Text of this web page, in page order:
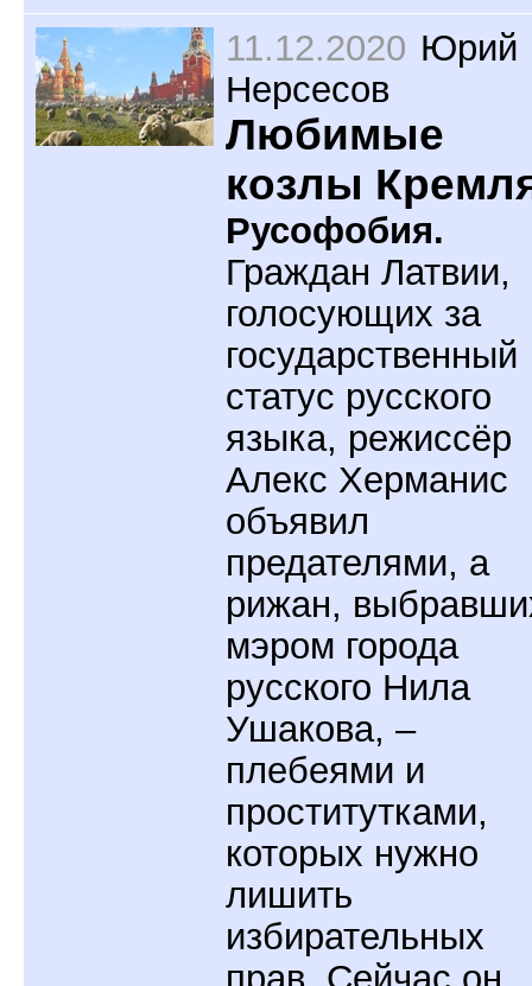
11.12.2020 Юрий
Нерсесов
Любимые
козлы
Русофобия.
Граждан Латвии,
голосующих за
государственный
статус русского
языка, режиссёр
Алекс Херманис
объявил
предателями, а
рижан,
мэром города
русского Нила
Ушакова, –
плебеями и
проститутками,
которых нужно
лишить
избирательных